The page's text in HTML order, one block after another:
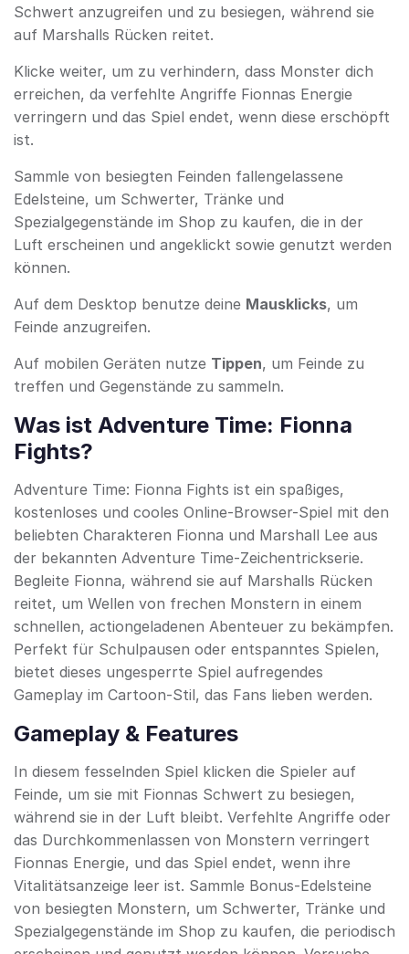
Schwert anzugreifen und zu besiegen, während sie
auf Marshalls Rücken reitet.
Klicke weiter, um zu verhindern, dass Monster dich
erreichen, da verfehlte Angriffe Fionnas Energie
verringern und das Spiel endet, wenn diese erschöpft
ist.
Sammle von besiegten Feinden fallengelassene
Edelsteine, um Schwerter, Tränke und
Spezialgegenstände im Shop zu kaufen, die in der
Luft erscheinen und angeklickt sowie genutzt werden
können.
Auf dem Desktop benutze deine Mausklicks, um
Feinde anzugreifen.
Auf mobilen Geräten nutze Tippen, um Feinde zu
treffen und Gegenstände zu sammeln.
Was ist Adventure Time: Fionna
Fights?
Adventure Time: Fionna Fights ist ein spaßiges,
kostenloses und cooles Online-Browser-Spiel mit den
beliebten Charakteren Fionna und Marshall Lee aus
der bekannten Adventure Time-Zeichentrickserie.
Begleite Fionna, während sie auf Marshalls Rücken
reitet, um Wellen von frechen Monstern in einem
schnellen, actiongeladenen Abenteuer zu bekämpfen.
Perfekt für Schulpausen oder entspanntes Spielen,
bietet dieses ungesperrte Spiel aufregendes
Gameplay im Cartoon-Stil, das Fans lieben werden.
Gameplay & Features
In diesem fesselnden Spiel klicken die Spieler auf
Feinde, um sie mit Fionnas Schwert zu besiegen,
während sie in der Luft bleibt. Verfehlte Angriffe oder
das Durchkommenlassen von Monstern verringert
Fionnas Energie, und das Spiel endet, wenn ihre
Vitalitätsanzeige leer ist. Sammle Bonus-Edelsteine
von besiegten Monstern, um Schwerter, Tränke und
Spezialgegenstände im Shop zu kaufen, die periodisch